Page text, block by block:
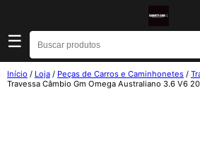
☰
Início / Loja / Peças de Carros e Caminhonetes /
Travessa Câmbio Gm Omega Australiano 3.6 V6